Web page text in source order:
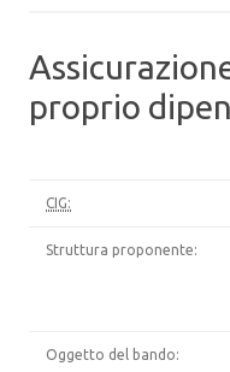
proprio
CIG:
Struttura proponente:
Oggetto del bando: